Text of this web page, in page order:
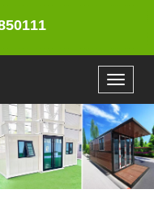
Toggle